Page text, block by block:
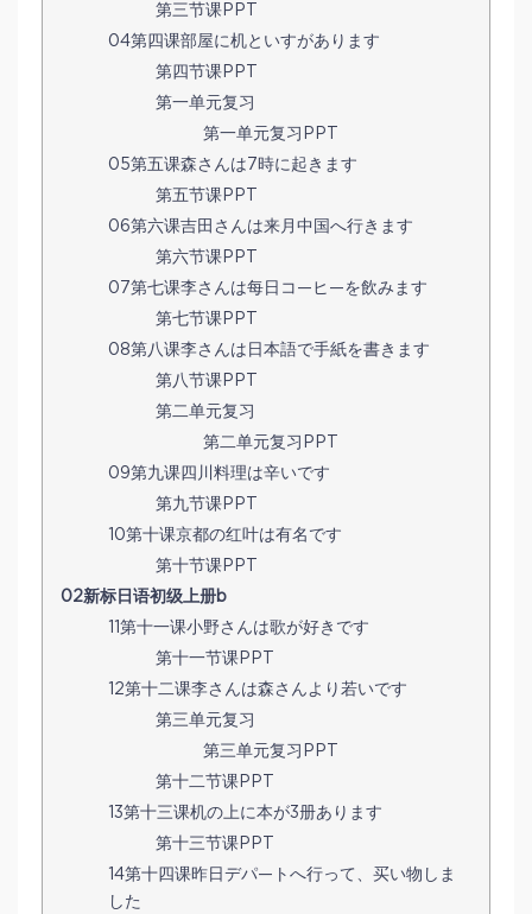
第三节课PPT
04第四课部屋に机といすがあります
第四节课PPT
第一单元复习
第一单元复习PPT
05第五课森さんは7時に起きます
第五节课PPT
06第六课吉田さんは来月中国へ行きます
第六节课PPT
07第七课李さんは每日コ—ヒ—を飲みます
第七节课PPT
08第八课李さんは日本語で手紙を書きます
第八节课PPT
第二单元复习
第二单元复习PPT
09第九课四川料理は辛いです
第九节课PPT
10第十课京都の红叶は有名です
第十节课PPT
02新标日语初级上册b
11第十一课小野さんは歌が好きです
第十一节课PPT
12第十二课李さんは森さんより若いです
第三单元复习
第三单元复习PPT
第十二节课PPT
13第十三课机の上に本が3册あります
第十三节课PPT
14第十四课昨日デパ—トへ行って、买い物しま
した